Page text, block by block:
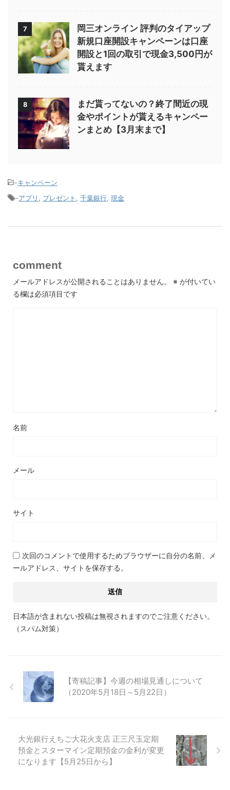
7
岡三オンライン 評判のタイアップ
新規口座開設キャンペーンは口座
開設と1回の取引で現金3,500円が
貰えます
8
まだ貰ってないの？終了間近の現
金やポイントが貰えるキャンペー
ンまとめ【3月末まで】
-キャンペーン
-アプリ , プレゼント , 千葉銀行, 現金
comment
メールアドレスが公開されることはありません。 ※ が付いてい
る欄は必須項目です
名前
メール
サイト
次回のコメントで使用するためブラウザーに自分の名前、メ
ールアドレス、サイトを保存する。
日本語が含まれない投稿は無視されますのでご注意ください。
（スパム対策）
【寄稿記事】今週の相場見通しについて
（2020年5月18日～5月22日）
大光銀行えちご大花火支店 正三尺玉定期
預金とスターマイン定期預金の金利が変更
になります【5月25日から】